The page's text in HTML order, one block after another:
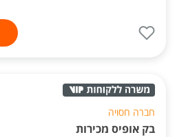
חברה חסויה
בק אופיס מכירות